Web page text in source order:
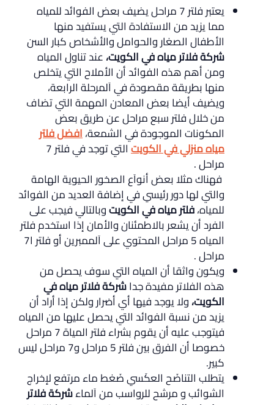
يعتبر فلتر 7 مراحل يضيف بعض الفوائد للمياه
مما يزيد من الاستفادة التي يستفيد منها
الأطفال الصغار والحوامل والأشخاص كبار السن
شركة فلاتر مياه في الكويت،عند تناول المياه
ومن أهم هذه الفوائد أن الأملاح التي يتخلص
منها بطريقة مقصودة في اَلمرحلة الرابعة،
ويضيف أيضا بعض المعادن المهمة التي تضاف
من خلال فلتر سبع مراحل عن طريق بعض
المكونات الموجودة في الشمعة،افضل فلتر
مياه منزلي في الكويت التي توجد في فلتر 7
مراحل .
فهناك مثلا بعض أنواَع الصخور الحيوية الهامة
والتي لها دور رئيسي في إضافة العديد من الفوائد
للمياه،فلتر مياه في الكويتوبالتالي فيجب على
الفرد أن يشعر بالاطمئنان والأمان إذا استخدم فلتر
المياه 5 مراحل المحتوي على اَلممبرين أو فلتر ا7
مراحل .
ويكون واثقا أن المياه التي سوف يحصل من
هذه الفلاتر مفيدة جداشركة فلاتر مياه في
الكويت،ولا يوجد فيها أي أضرار ولكن إذا أراد أن
يزيد من نسبة الفوائد التي يحصل عليها من المياه
فيتوجب عليه أن يقوم بشراء فلتر المياة 7 مراحل
خصوصا أن الفرق بين فلتر 5 مراحل و7 مراحل ليس
كبير.
يتطلب التناضَح العكَسي ضَغط ماء مرتفع لإخراج
الشوائب و مرشح للرواسب من اَلماءشركة فلاتر